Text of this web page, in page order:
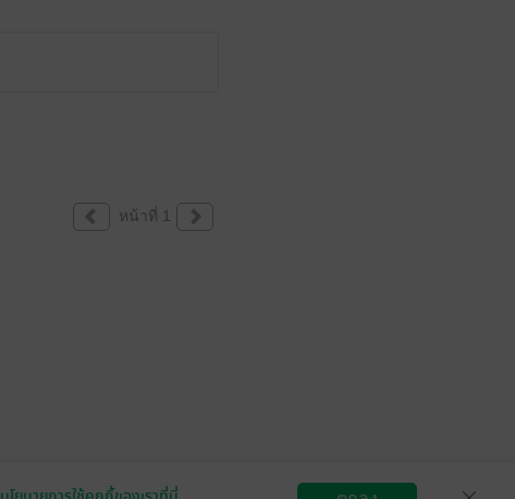
หน้าที่ 1